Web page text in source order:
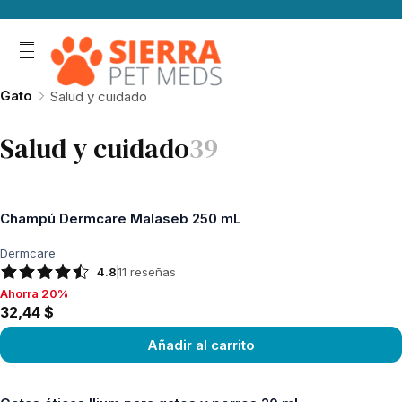
Gato Salud y cuidado
Salud y cuidado39
Champú Dermcare Malaseb 250 mL
Dermcare
4.811 reseñas
Ahorra 20%, 32,44 $
Ahorra 20%
32,44 $
Añadir al carrito